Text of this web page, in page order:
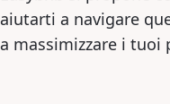
aiutarti a navigare
a massimizzare i tuoi